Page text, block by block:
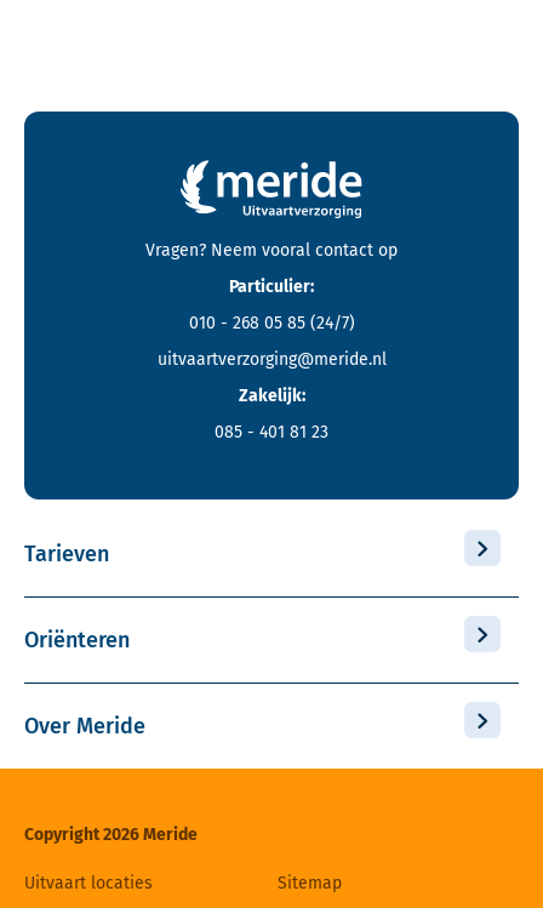
Contactgegevens en footer menu van Meride
Vragen? Neem vooral contact op
Particulier:
010 - 268 05 85 (24/7)
uitvaartverzorging@meride.nl
Zakelijk:
085 - 401 81 23
Tarieven
Oriënteren
Over Meride
Copyright 2026 Meride
Uitvaart locaties Sitemap